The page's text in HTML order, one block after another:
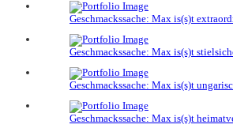
Geschmackssache: Max is(s)t
Geschmackssache: Max is(s)t
Geschmackssache: Max is(s)t
Geschmackssache: Max is(s)t